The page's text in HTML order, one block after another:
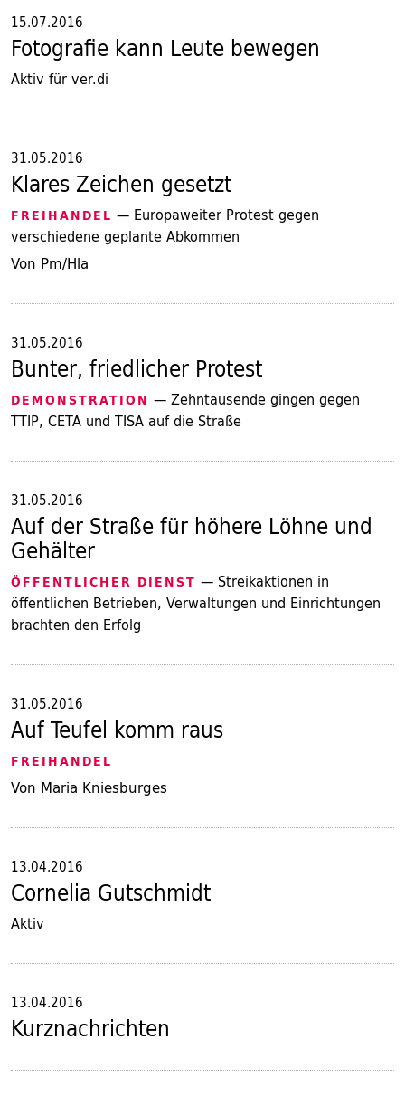
15.07.2016
Fotografie kann Leute bewegen
Aktiv für ver.di
31.05.2016
Klares Zeichen gesetzt
FREIHANDEL — Europaweiter Protest gegen
verschiedene geplante Abkommen
Von Pm/Hla
31.05.2016
Bunter, friedlicher Protest
DEMONSTRATION — Zehntausende gingen gegen
TTIP, CETA und TISA auf die Straße
31.05.2016
Auf der Straße für höhere Löhne und
Gehälter
ÖFFENTLICHER DIENST — Streikaktionen in
öffentlichen Betrieben, Verwaltungen und Einrichtungen
brachten den Erfolg
31.05.2016
Auf Teufel komm raus
FREIHANDEL
Von Maria Kniesburges
13.04.2016
Cornelia Gutschmidt
Aktiv
13.04.2016
Kurznachrichten